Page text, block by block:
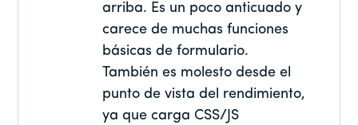
arriba. Es un poco anticuado y
carece de muchas funciones
básicas de formulario.
También es molesto desde el
punto de vista del rendimiento,
ya que carga CSS/JS